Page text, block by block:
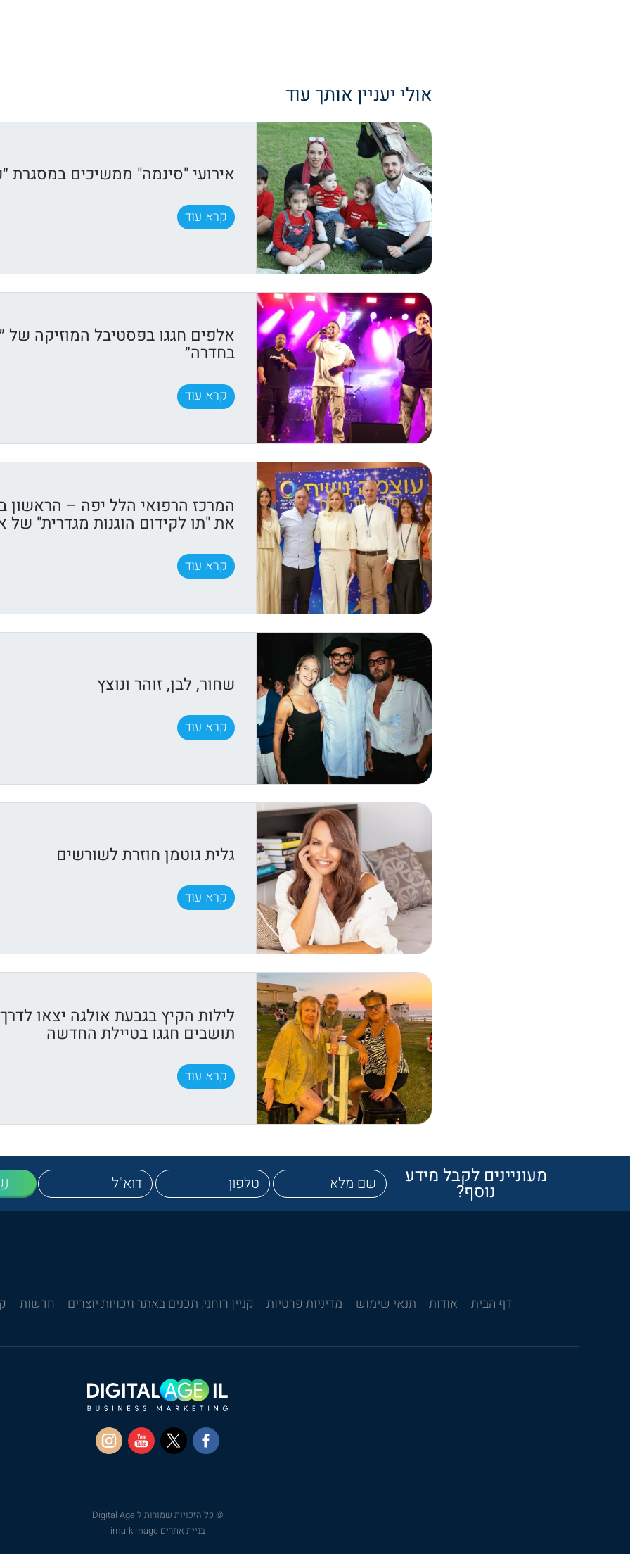
אולי יעניין אותך עוד
אירועי "סינמה" ממשיכים במסגרת
קרא עוד
אלפים חגגו בפסטיבל המוזיקה של
בחדרה״
קרא עוד
המרכז הרפואי הלל יפה – הראשון
את "תו לקידום הוגנות מגדרית" של
קרא עוד
שחור, לבן, זוהר ונוצץ
קרא עוד
גלית גוטמן חוזרת לשורשים
קרא עוד
לילות הקיץ בגבעת אולגה יצאו
תושבים חגגו בטיילת החדשה
קרא עוד
מעוניינים לקבל מידע
נוסף?
דף הבית אודות תנאי שימוש מדיניות פרטיות קניין רוחני, תכנים באתר וזכויות יוצרים חדשות
© כל הזכויות שמורות ל Digital Age
בניית אתרים imarkimage